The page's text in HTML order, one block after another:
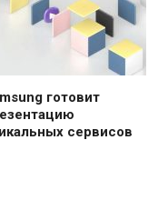
готовит
сервисов